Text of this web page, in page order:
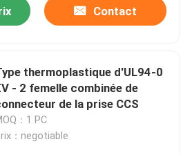
Contact
thermoplastique d'UL94-0
- 2 femelle combinée de
de la prise CCS
：1 PC
：negotiable